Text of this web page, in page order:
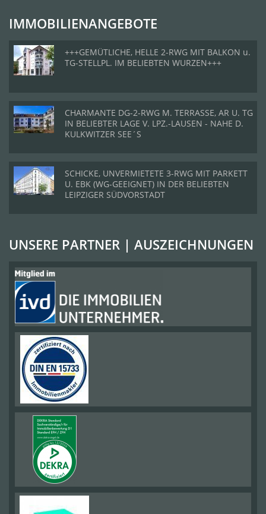
IMMOBILIENANGEBOTE
+++GEMÜTLICHE, HELLE 2-RWG MIT BALKON u.
TG-STELLPL. IM BELIEBTEN WURZEN+++
CHARMANTE DG-2-RWG M. TERRASSE, AR U. TG
IN BELIEBTER LAGE V. LPZ.-LAUSEN - NAHE D.
KULKWITZER SEE´S
SCHICKE, UNVERMIETETE 3-RWG MIT PARKETT
U. EBK (WG-GEEIGNET) IN DER BELIEBTEN
LEIPZIGER SÜDVORSTADT
UNSERE PARTNER | AUSZEICHNUNGEN